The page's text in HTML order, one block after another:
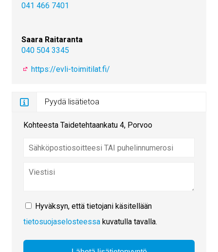
041 466 7401
Saara Raitaranta
040 504 3345
https://evli-toimitilat.fi/
Pyydä lisätietoa
Kohteesta Taidetehtaankatu 4, Porvoo
Hyväksyn, että tietojani käsitellään
tietosuojaselosteessa kuvatulla tavalla.